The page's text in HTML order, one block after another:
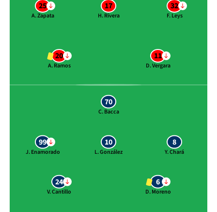
25
A. Zapata
17
H. Rivera
32
F. Leys
20
A. Ramos
11
D. Vergara
6
D. Moreno
24
V. Cantillo
8
Y. Chará
10
L. González
99
J. Enamorado
70
C. Bacca